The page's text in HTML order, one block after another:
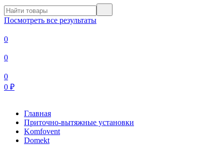
Посмотреть все результаты
0
0
0
0 ₽
Главная
Приточно-вытяжные установки
Komfovent
Domekt